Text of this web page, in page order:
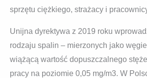
sprzętu ciężkiego, strażacy i
Unijna dyrektywa z 2019 roku
rodzaju spalin – mierzonych jako
wiążącą wartość dopuszczalnego
pracy na poziomie 0,05 mg/m3. W